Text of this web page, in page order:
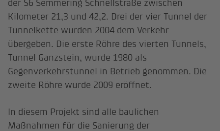
der S6 Semmering Schnellstraße zwischen
Kilometer 21,3 und 42,2. Drei der vier Tunnel der
Tunnelkette wurden 2004 dem Verkehr
übergeben. Die erste Röhre des vierten Tunnels,
Tunnel Ganzstein, wurde 1980 als
Gegenverkehrstunnel in Betrieb genommen. Die
zweite Röhre wurde 2009 eröffnet.
In diesem Projekt sind alle baulichen
Maßnahmen für die Sanierung der